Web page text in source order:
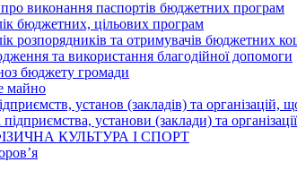
про виконання паспортів бюджетних програм
бюджетних, цільових програм
розпорядників та отримувачів бюджетних
та використання благодійної допомоги
бюджету громади
майно
установ (закладів) та
установи (заклади) та організації
КУЛЬТУРА І СПОРТ